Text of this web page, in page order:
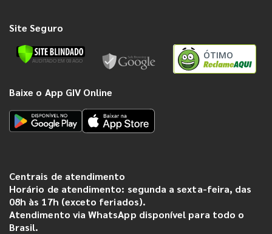
Site Seguro
ÓTIMO
Baixe o App GIV Online
Centrais de atendimento
Horário de atendimento: segunda a sexta-feira, das
08h às 17h (exceto feriados).
Atendimento via WhatsApp disponível para todo o
Brasil.